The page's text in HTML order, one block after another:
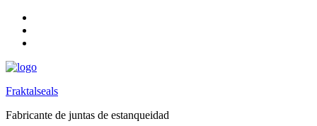
content
footer
Fraktalseals
Fabricante de juntas de estanqueidad